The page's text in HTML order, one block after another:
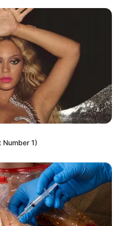
no cargo de Técnico em
reenquadramento gradual dos
: Para serem reenquadrados
os servidores já integrados à
ter concluído o Curso Técnico
legal junto ao Conselho Regional
Number 1)